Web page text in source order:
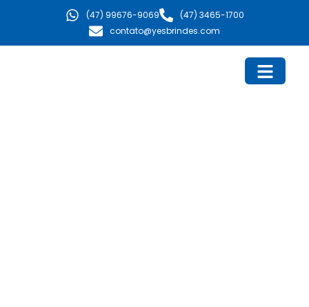
(47) 99676-9069
(47) 3465-1700
contato@yesbrindes.com